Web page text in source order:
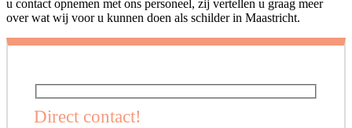
u contact opnemen met ons personeel, zij vertellen u graag meer
over wat wij voor u kunnen doen als schilder in Maastricht.
Direct contact!